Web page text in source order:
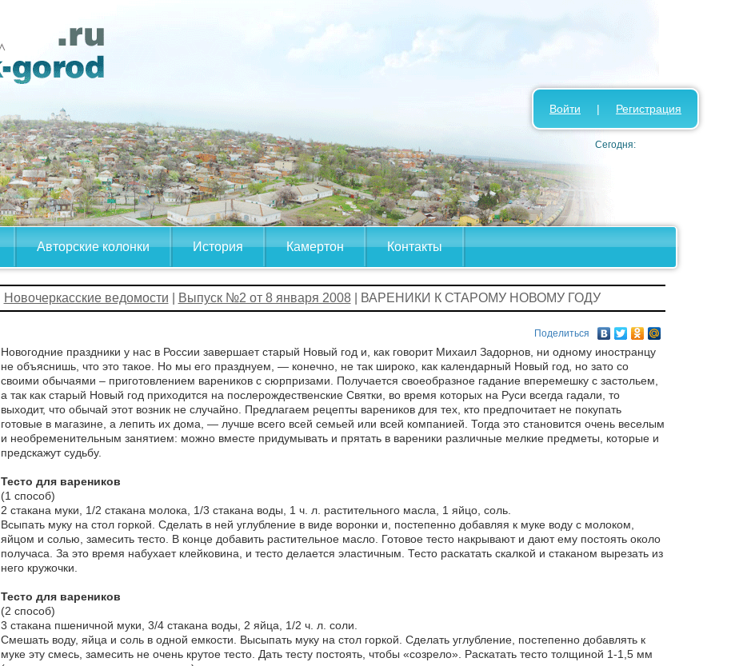
Авторские колонки История Камертон Контакты
Войти | Регистрация
Сегодня:
Новочеркасские ведомости Выпуск №2 от 8 января 2008| ВАРЕНИКИ К СТАРОМУ НОВОМУ ГОДУ
Поделиться
Новогодние праздники у нас в России завершает старый Новый год и, как говорит Михаил Задорнов, ни одному иностранцу
не объяснишь, что это такое. Но мы его празднуем, — конечно, не так широко, как календарный Новый год, но зато со
своими обычаями – приготовлением вареников с сюрпризами. Получается своеобразное гадание вперемешку с застольем,
а так как старый Новый год приходится на послерождественские Святки, во время которых на Руси всегда гадали, то
выходит, что обычай этот возник не случайно. Предлагаем рецепты вареников для тех, кто предпочитает не покупать
готовые в магазине, а лепить их дома, — лучше всего всей семьей или всей компанией. Тогда это становится очень веселым
и необременительным занятием: можно вместе придумывать и прятать в вареники различные мелкие предметы, которые и
предскажут судьбу.
Тесто для вареников
(1 способ)
2 стакана муки, 1/2 стакана молока, 1/3 стакана воды, 1 ч. л. растительного масла, 1 яйцо, соль.
Всыпать муку на стол горкой. Сделать в ней углубление в виде воронки и, постепенно добавляя к муке воду с молоком,
яйцом и солью, замесить тесто. В конце добавить растительное масло. Готовое тесто накрывают и дают ему постоять около
получаса. За это время набухает клейковина, и тесто делается эластичным. Тесто раскатать скалкой и стаканом вырезать из
него кружочки.
Тесто для вареников
(2 способ)
3 стакана пшеничной муки, 3/4 стакана воды, 2 яйца, 1/2 ч. л. соли.
Смешать воду, яйца и соль в одной емкости. Высыпать муку на стол горкой. Сделать углубление, постепенно добавлять к
муке эту смесь, замесить не очень крутое тесто. Дать тесту постоять, чтобы «созрело». Раскатать тесто толщиной 1-1,5 мм